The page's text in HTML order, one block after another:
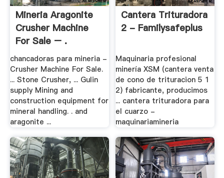
Mineria Aragonite
Crusher Machine
For Sale – .
chancadoras para mineria -
Crusher Machine For Sale.
... Stone Crusher, ... Gulin
supply Mining and
construction equipment for
mineral handling. . and
aragonite ...
Cantera Trituradora
2 - Familysafeplus
Maquinaria profesional
minería XSM (cantera venta
de cono de trituracion 5 1
2) fabricante, producimos
... cantera trituradora para
el cuarzo -
maquinariamineria